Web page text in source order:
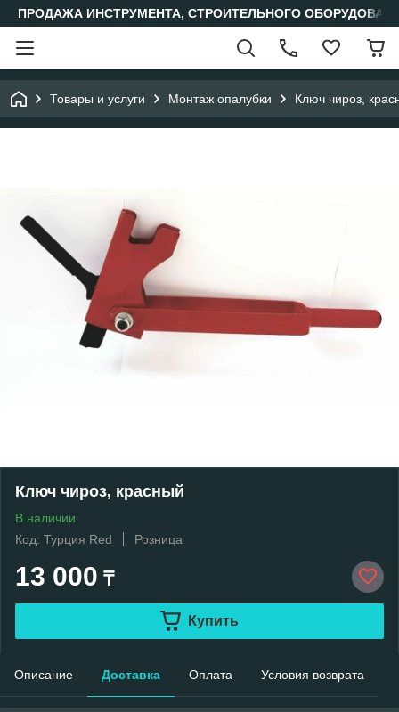
ПРОДАЖА ИНСТРУМЕНТА, СТРОИТЕЛЬНОГО
Товары и услуги Монтаж опалубки Ключ чироз,
Ключ чироз, красный
В наличии
Код: Турция Red
Розница
13 000 ₸
Купить
Описание Доставка Оплата Условия возврата